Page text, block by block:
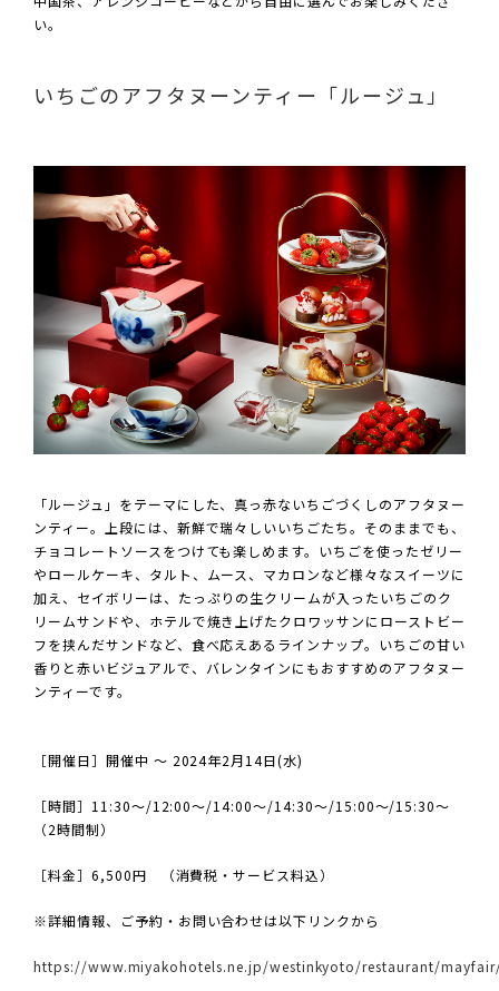
い。
いちごのアフタヌーンティー「ルージュ」
「ルージュ」をテーマにした、真っ赤ないちごづくしのアフタヌー
ンティー。上段には、新鮮で瑞々しいいちごたち。そのままでも、
チョコレートソースをつけても楽しめます。いちごを使ったゼリー
やロールケーキ、タルト、ムース、マカロンなど様々なスイーツに
加え、セイボリーは、たっぷりの生クリームが入ったいちごのク
リームサンドや、ホテルで焼き上げたクロワッサンにローストビー
フを挟んだサンドなど、食べ応えあるラインナップ。いちごの甘い
香りと赤いビジュアルで、バレンタインにもおすすめのアフタヌー
ンティーです。
［開催日］開催中 ～ 2024年2月14日(水)
［時間］11:30～/12:00～/14:00～/14:30～/15:00～/15:30～
（2時間制）
［料金］6,500円 （消費税・サービス料込）
※詳細情報、ご予約・お問い合わせは以下リンクから
https://www.miyakohotels.ne.jp/westinkyoto/restaurant/